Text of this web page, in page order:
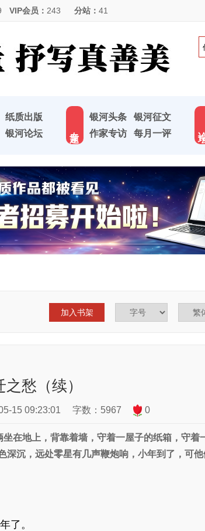
VIP会员： 243 分站： 41
纸质出版
银河论坛
银河头条
银河征文
作家专访
每月一评
加入书架
之愁（续）
15 09:23:01 字数：5967 0
在地上，背靠着墙，守着一屋子的纸箱，守着
沉，远处零星有几声鞭炮响，小年到了，可
了。